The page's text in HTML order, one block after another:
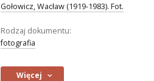
Gołowicz, Wacław (1919-1983). Fot.
Rodzaj dokumentu:
fotografia
Więcej